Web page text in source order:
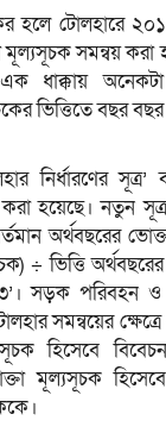
হলে টোলহারে
মূল্যসূচক সমন্বয় করা
ধাক্কায়
ভিত্তিতে বছর
নির্ধারণের
হয়েছে। নতুন
অর্থবছরের
÷ ভিত্তি
সড়ক পরিবহন ও
সমন্বয়ের
হিসেবে
মূল্যসূচক